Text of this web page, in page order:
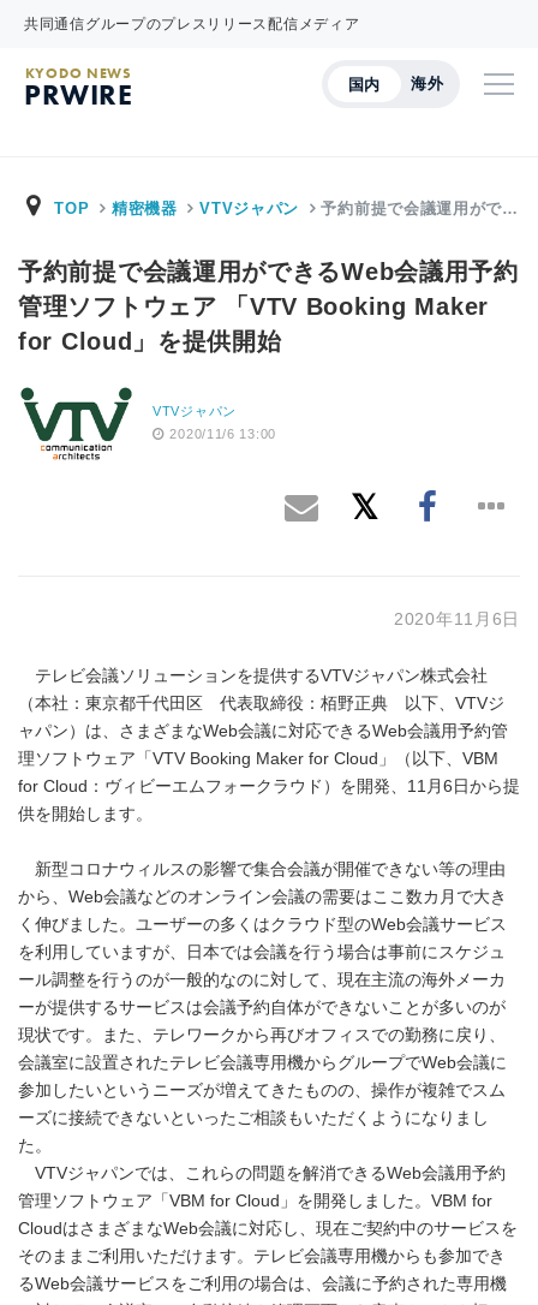
共同通信グループのプレスリリース配信メディア
国内 海外
KYODO NEWS
PRWIRE
TOP 精密機器 VTVジャパン 予約前提で会議運用がで…
予約前提で会議運用ができるWeb会議用予約
管理ソフトウェア 「VTV Booking Maker
for Cloud」を提供開始
VTVジャパン
2020/11/6 13:00
2020年11月6日
テレビ会議ソリューションを提供するVTVジャパン株式会社
（本社：東京都千代田区 代表取締役：栢野正典 以下、VTVジ
ャパン）は、さまざまなWeb会議に対応できるWeb会議用予約管
理ソフトウェア「VTV Booking Maker for Cloud」（以下、VBM
for Cloud：ヴィビーエムフォークラウド）を開発、11月6日から提
供を開始します。
新型コロナウィルスの影響で集合会議が開催できない等の理由
から、Web会議などのオンライン会議の需要はここ数カ月で大き
く伸びました。ユーザーの多くはクラウド型のWeb会議サービス
を利用していますが、日本では会議を行う場合は事前にスケジュ
ール調整を行うのが一般的なのに対して、現在主流の海外メーカ
ーが提供するサービスは会議予約自体ができないことが多いのが
現状です。また、テレワークから再びオフィスでの勤務に戻り、
会議室に設置されたテレビ会議専用機からグループでWeb会議に
参加したいというニーズが増えてきたものの、操作が複雑でスム
ーズに接続できないといったご相談もいただくようになりまし
た。
VTVジャパンでは、これらの問題を解消できるWeb会議用予約
管理ソフトウェア「VBM for Cloud」を開発しました。VBM for
CloudはさまざまなWeb会議に対応し、現在ご契約中のサービスを
そのままご利用いただけます。テレビ会議専用機からも参加でき
るWeb会議サービスをご利用の場合は、会議に予約された専用機